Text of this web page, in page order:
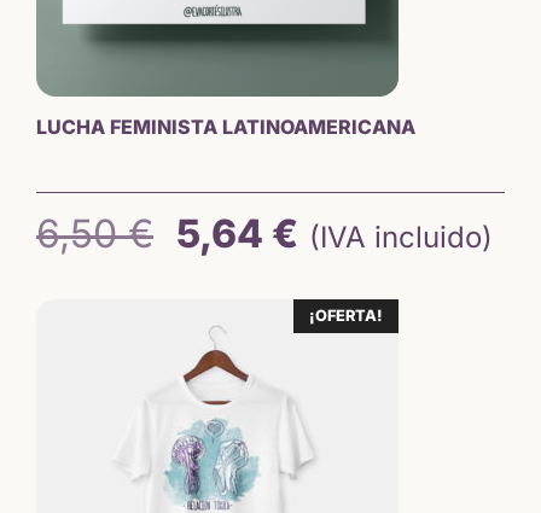
LUCHA FEMINISTA LATINOAMERICANA
6,50€ El
original
era:
6,50 €.
5,64 € El
precio
actual
5,64 €.
(IVA incluido)
¡OFERTA!